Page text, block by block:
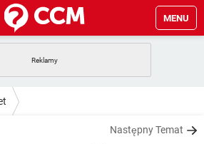
MENU
Następny Temat